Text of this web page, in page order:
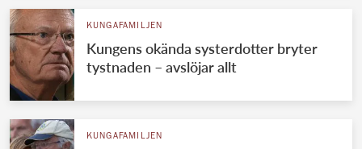
KUNGAFAMILJEN
Kungens okända systerdotter bryter
tystnaden – avslöjar allt
KUNGAFAMILJEN